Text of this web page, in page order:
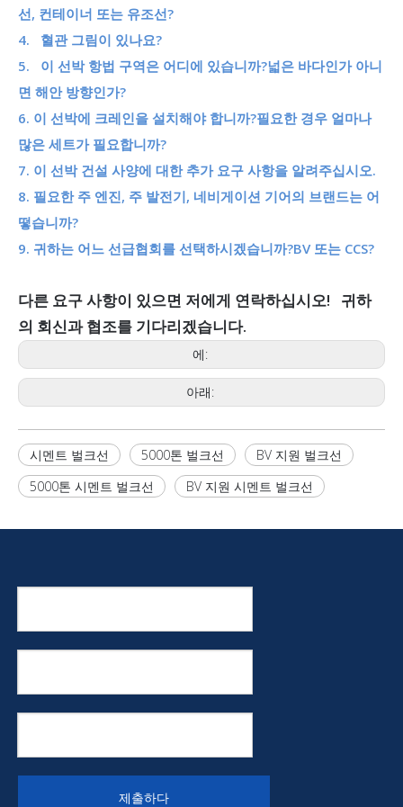
선, 컨테이너 또는 유조선?
4. 혈관 그림이 있나요?
5. 이 선박 항법 구역은 어디에 있습니까?넓은 바다인가 아니
면 해안 방향인가?
6. 이 선박에 크레인을 설치해야 합니까?필요한 경우 얼마나
많은 세트가 필요합니까?
7. 이 선박 건설 사양에 대한 추가 요구 사항을 알려주십시오.
8. 필요한 주 엔진, 주 발전기, 네비게이션 기어의 브랜드는 어
떻습니까?
9. 귀하는 어느 선급협회를 선택하시겠습니까?BV 또는 CCS?
다른 요구 사항이 있으면 저에게 연락하십시오! 귀하
의 회신과 협조를 기다리겠습니다.
에:
아래:
시멘트 벌크선 5000톤 벌크선
BV 지원 벌크선
5000톤 시멘트 벌크선
BV 지원 시멘트 벌크선
제출하다